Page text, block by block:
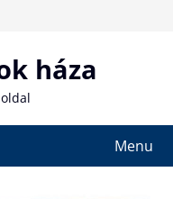
háza
Menu